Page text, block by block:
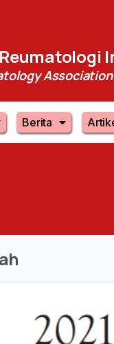
Association
Berita